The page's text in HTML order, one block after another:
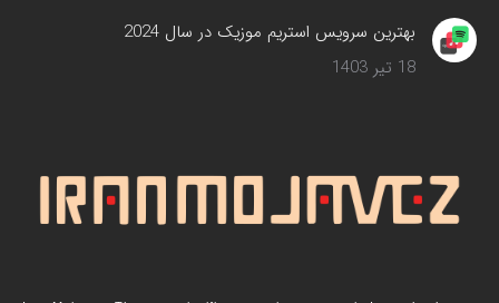
بهترین سرویس‌ استریم موزیک در سال 2024
18 تیر 1403